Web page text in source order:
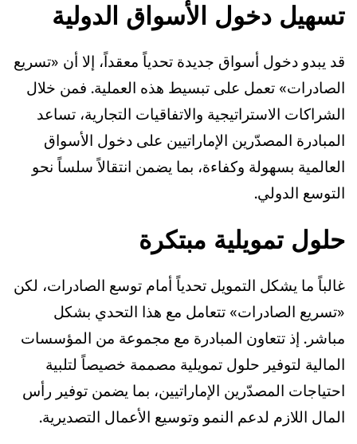
تسهيل دخول الأسواق الدولية
قد يبدو دخول أسواق جديدة تحدياً معقداً، إلا أن «تسريع
الصادرات» تعمل على تبسيط هذه العملية. فمن خلال
الشراكات الاستراتيجية والاتفاقيات التجارية، تساعد
المبادرة المصدّرين الإماراتيين على دخول الأسواق
العالمية بسهولة وكفاءة، بما يضمن انتقالاً سلساً نحو
التوسع الدولي.
حلول تمويلية مبتكرة
غالباً ما يشكل التمويل تحدياً أمام توسع الصادرات، لكن
«تسريع الصادرات» تتعامل مع هذا التحدي بشكل
مباشر. إذ تتعاون المبادرة مع مجموعة من المؤسسات
المالية لتوفير حلول تمويلية مصممة خصيصاً لتلبية
احتياجات المصدّرين الإماراتيين، بما يضمن توفير رأس
المال اللازم لدعم النمو وتوسيع الأعمال التصديرية.